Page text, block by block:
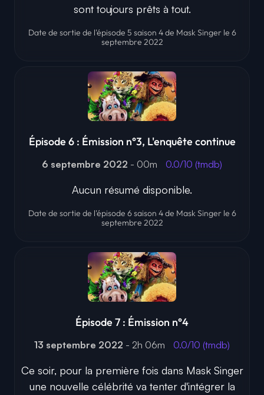
sont toujours prêts à tout.
Date de sortie de l'épisode 5 saison 4 de Mask Singer le 6
septembre 2022
Épisode 6 : Émission n°3, L'enquête continue
6 septembre 2022 - 00m 0.0/10 (tmdb)
Aucun résumé disponible.
Date de sortie de l'épisode 6 saison 4 de Mask Singer le 6
septembre 2022
Épisode 7 : Émission n°4
13 septembre 2022 - 2h 06m 0.0/10 (tmdb)
Ce soir, pour la première fois dans Mask Singer
une nouvelle célébrité va tenter d'intégrer la